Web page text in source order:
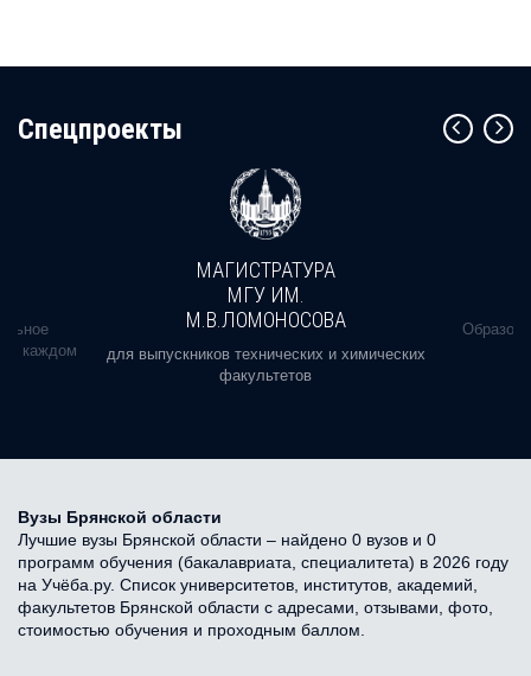
Cпецпроекты
в каждом
МАГИСТРАТУРА
МГУ ИМ.
М.В.ЛОМОНОСОВА
для выпускников технических и химических
факультетов
Вузы Брянской области
Лучшие вузы Брянской области – найдено 0 вузов и 0
программ обучения (бакалавриата, специалитета) в 2026 году
на Учёба.ру. Список университетов, институтов, академий,
факультетов Брянской области с адресами, отзывами, фото,
стоимостью обучения и проходным баллом.